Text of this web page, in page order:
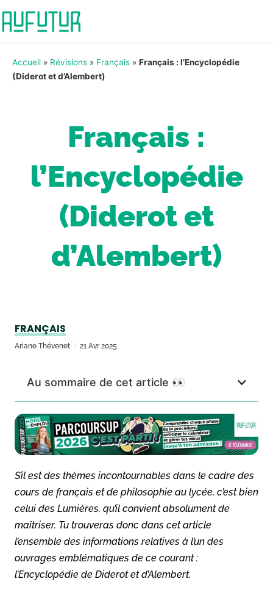
Accueil » Révisions » Français » Français : l’Encyclopédie
(Diderot et d’Alembert)
Français :
l’Encyclopédie
(Diderot et
d’Alembert)
FRANÇAIS
Ariane Thévenet 21 Avr 2025
Au sommaire de cet article 👀
S’il est des thèmes incontournables dans le cadre des
cours de français et de philosophie au lycée, c’est bien
celui des Lumières, qu’il convient absolument de
maîtriser. Tu trouveras donc dans cet article
l’ensemble des informations relatives à l’un des
ouvrages emblématiques de ce courant :
l’Encyclopédie de Diderot et d’Alembert.